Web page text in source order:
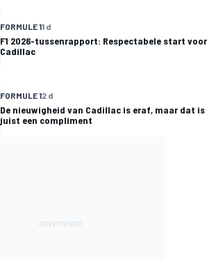
FORMULE 11 d
F1 2026-tussenrapport: Respectabele start voor
Cadillac
FORMULE 12 d
De nieuwigheid van Cadillac is eraf, maar dat is
juist een compliment